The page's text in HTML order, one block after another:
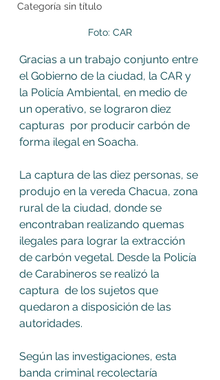
Categoría sin título
Foto: CAR
Gracias a un trabajo conjunto entre
el Gobierno de la ciudad, la CAR y
la Policía Ambiental, en medio de
un operativo, se lograron diez
capturas  por producir carbón de
forma ilegal en Soacha.
La captura de las diez personas, se
produjo en la vereda Chacua, zona
rural de la ciudad, donde se
encontraban realizando quemas
ilegales para lograr la extracción
de carbón vegetal. Desde la Policía
de Carabineros se realizó la
captura  de los sujetos que
quedaron a disposición de las
autoridades.
Según las investigaciones, esta
banda criminal recolectaría